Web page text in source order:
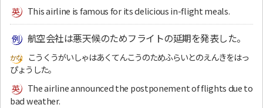
This airline is famous for its delicious in-flight meals.
航空会社は悪天候のためフライトの延期を発表した。
こうくうがいしゃはあくてんこうのためふらいとのえんきをはっ
ぴょうした。
The airline announced the postponement of flights due to
bad weather.